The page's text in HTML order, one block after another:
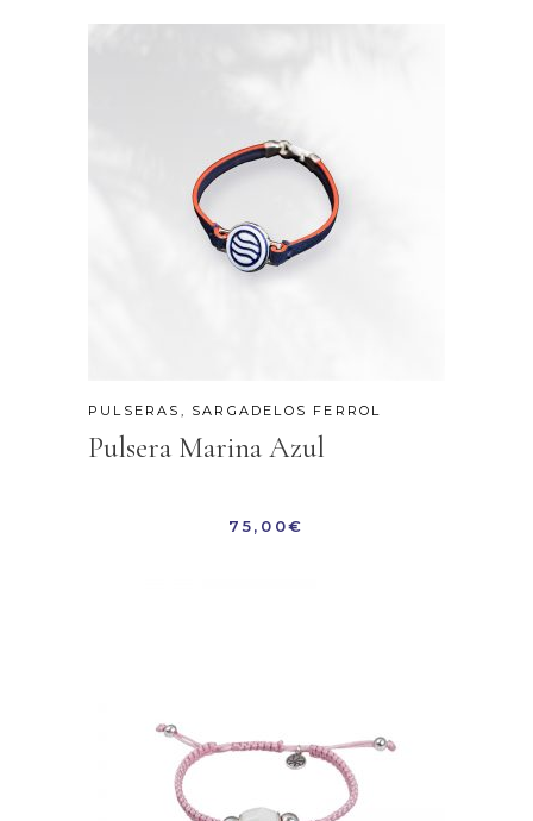
PULSERAS , SARGADELOS FERROL
Pulsera Marina Azul
75,00€